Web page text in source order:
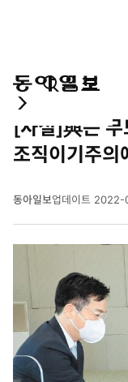
통
검
색
마
페
이
지
전
메
뉴
펼
기
오피니언 사설
[사설]與는 무
조직이기주의
동아일보업데이트 2022-
2
4
월
1
일